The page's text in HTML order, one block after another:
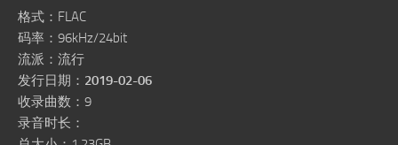
格式：FLAC
码率：96kHz/24bit
流派：流行
发行日期： 2019-02-06
收录曲数：9
录音时长：